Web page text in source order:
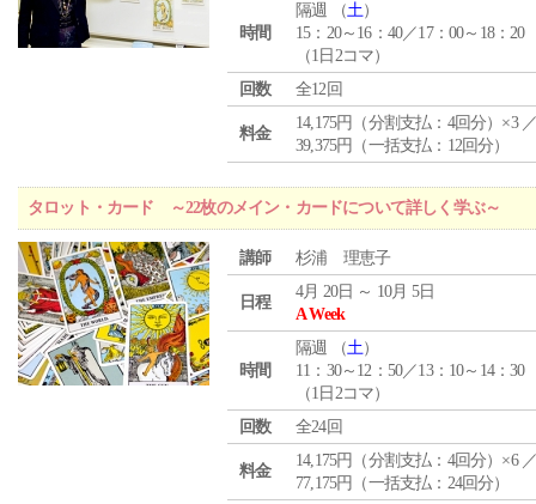
時間
隔週 （土）
15：20～16：40／17：00～18：20
（1日2コマ）
回数
全12回
料金
14,175円（分割支払：4回分）×3
39,375円（一括支払：12回分）
タロット・カード ～22枚のメイン・カードについて詳しく学ぶ～
講師 杉浦 理恵子
日程
4月 20日 ～ 10月 5日
A Week
時間
隔週 （土）
11：30～12：50／13：10～14：30
（1日2コマ）
回数
全24回
料金
14,175円（分割支払：4回分）×6
77,175円（一括支払：24回分）